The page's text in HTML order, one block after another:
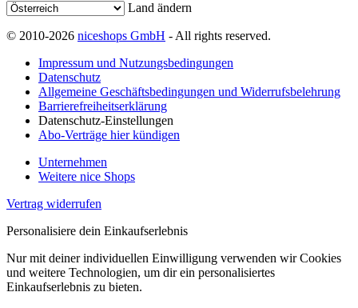
Land ändern
© 2010-2026 niceshops GmbH - All rights reserved.
Impressum und Nutzungsbedingungen
Datenschutz
Allgemeine Geschäftsbedingungen und Widerrufsbelehrung
Barrierefreiheitserklärung
Datenschutz-Einstellungen
Abo-Verträge hier kündigen
Unternehmen
Weitere nice Shops
Vertrag widerrufen
Personalisiere dein Einkaufserlebnis
Nur mit deiner individuellen Einwilligung verwenden wir Cookies
und weitere Technologien, um dir ein personalisiertes
Einkaufserlebnis zu bieten.